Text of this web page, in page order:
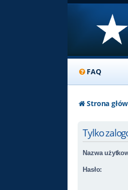
FAQ
Strona
Tylko
Nazwa
Hasło: